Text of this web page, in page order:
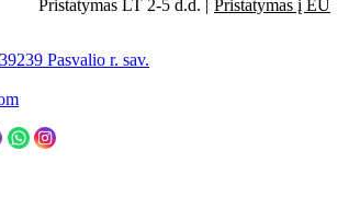
Pristatymas LT 2-5 d.d. | Pristatymas į EU
Pasvalio r. sav.